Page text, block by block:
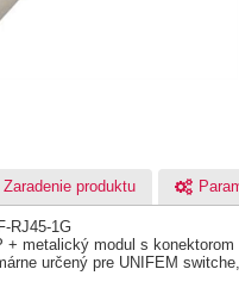
Zaradenie produktu
RJ45-1G
+ metalický modul s
určený pre UNIFEM